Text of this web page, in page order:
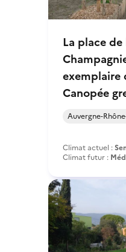
La place
exemplaire
Canopée
Auvergne-
Climat actuel :
Climat futur :